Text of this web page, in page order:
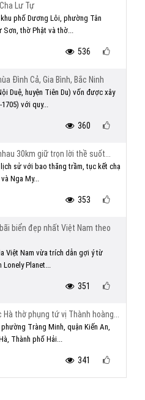
Lư Tự
phố Dương Lôi, phường Tân
Sơn, thờ Phật và thờ...
536
Đình Cả, Gia Bình, Bắc Ninh
Duệ, huyện Tiên Du) vốn được xây
với quy...
360
30km giữ trọn lời thề suốt...
sử với bao thăng trầm, tục kết chạ
Nga My...
353
biển đẹp nhất Việt Nam theo
Việt Nam vừa trích dẫn gợi ý từ
Lonely Planet...
351
thờ phụng tứ vị Thành hoàng...
Tràng Minh, quận Kiến An,
Thành phố Hải...
341